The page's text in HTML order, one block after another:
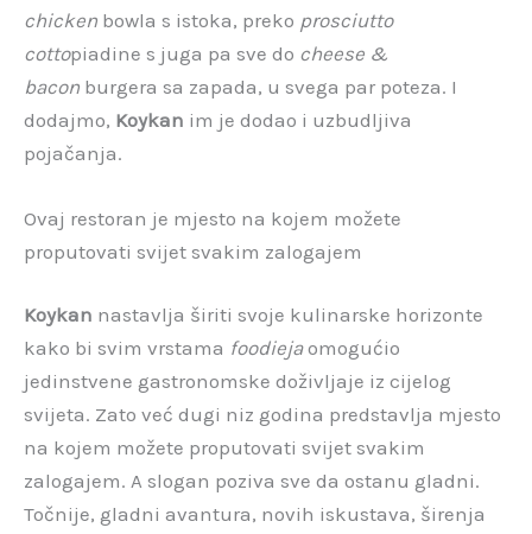
chicken bowla s istoka, preko prosciutto
cottopiadine s juga pa sve do cheese &
bacon burgera sa zapada, u svega par poteza. I
dodajmo, Koykan im je dodao i uzbudljiva
pojačanja.
Ovaj restoran je mjesto na kojem možete
proputovati svijet svakim zalogajem
Koykan nastavlja širiti svoje kulinarske horizonte
kako bi svim vrstama foodiejaomogućio
jedinstvene gastronomske doživljaje iz cijelog
svijeta. Zato već dugi niz godina predstavlja mjesto
na kojem možete proputovati svijet svakim
zalogajem. A slogan poziva sve da ostanu gladni.
Točnije, gladni avantura, novih iskustava, širenja